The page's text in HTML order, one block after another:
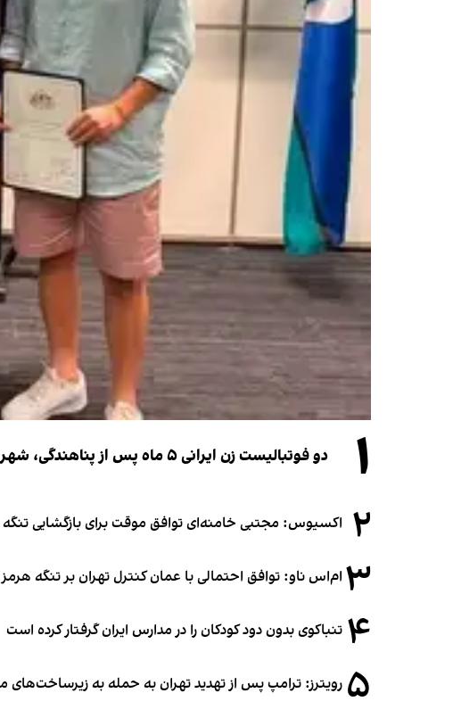
۱ دو فوتبالیست زن ایرانی ۵ ماه پس از پناهندگی، شهروند استرالیا شدند
۲ اکسیوس: مجتبی خامنه‌ای توافق موقت برای بازگشایی تنگه
۳ ام‌اس ناو: توافق احتمالی با عمان کنترل تهران بر تنگه
۴ تنباکوی بدون دود کودکان را در مدارس ایران گرفتار کرده است
۵ رویترز: ترامپ پس از تهدید تهران به حمله به